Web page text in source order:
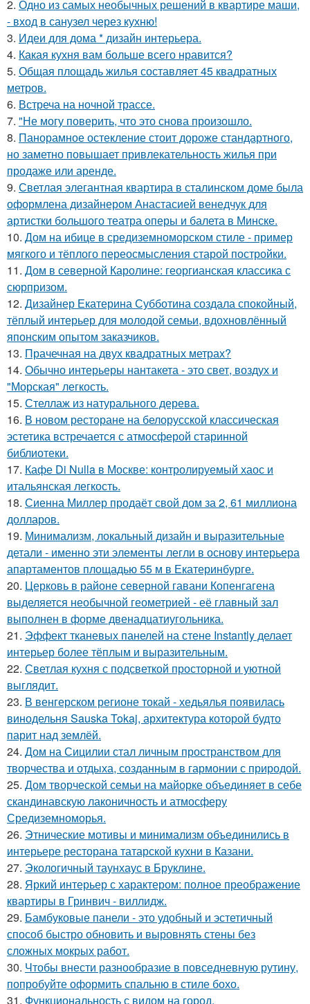
2. Одно из самых необычных решений в квартире маши,
- вход в санузел через кухню!
3. Идеи для дома * дизайн интерьера.
4. Какая кухня вам больше всего нравится?
5. Общая площадь жилья составляет 45 квадратных
метров.
6. Встреча на ночной трассе.
7. "Не могу поверить, что это снова произошло.
8. Панорамное остекление стоит дороже стандартного,
но заметно повышает привлекательность жилья при
продаже или аренде.
9. Светлая элегантная квартира в сталинском доме была
оформлена дизайнером Анастасией венедчук для
артистки большого театра оперы и балета в Минске.
10. Дом на ибице в средиземноморском стиле - пример
мягкого и тёплого переосмысления старой постройки.
11. Дом в северной Каролине: георгианская классика с
сюрпризом.
12. Дизайнер Екатерина Субботина создала спокойный,
тёплый интерьер для молодой семьи, вдохновлённый
японским опытом заказчиков.
13. Прачечная на двух квадратных метрах?
14. Обычно интерьеры нантакета - это свет, воздух и
"Морская" легкость.
15. Стеллаж из натурального дерева.
16. В новом ресторане на белорусской классическая
эстетика встречается с атмосферой старинной
библиотеки.
17. Кафе Di Nulla в Москве: контролируемый хаос и
итальянская легкость.
18. Сиенна Миллер продаёт свой дом за 2, 61 миллиона
долларов.
19. Минимализм, локальный дизайн и выразительные
детали - именно эти элементы легли в основу интерьера
апартаментов площадью 55 м в Екатеринбурге.
20. Церковь в районе северной гавани Копенгагена
выделяется необычной геометрией - её главный зал
выполнен в форме двенадцатиугольника.
21. Эффект тканевых панелей на стене Instantly делает
интерьер более тёплым и выразительным.
22. Светлая кухня с подсветкой просторной и уютной
выглядит.
23. В венгерском регионе токай - хедьялья появилась
винодельня Sauska Tokaj, архитектура которой будто
парит над землёй.
24. Дом на Сицилии стал личным пространством для
творчества и отдыха, созданным в гармонии с природой.
25. Дом творческой семьи на майорке объединяет в себе
скандинавскую лаконичность и атмосферу
Средиземноморья.
26. Этнические мотивы и минимализм объединились в
интерьере ресторана татарской кухни в Казани.
27. Экологичный таунхаус в Бруклине.
28. Яркий интерьер с характером: полное преображение
квартиры в Гринвич - виллидж.
29. Бамбуковые панели - это удобный и эстетичный
способ быстро обновить и выровнять стены без
сложных мокрых работ.
30. Чтобы внести разнообразие в повседневную рутину,
попробуйте оформить спальню в стиле бохо.
31. Функциональность с видом на город.